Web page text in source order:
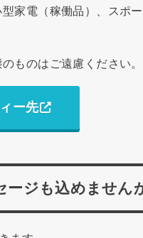
家電（稼働品）、スポ
ものはご遠慮ください。
ー先
ージも込めません